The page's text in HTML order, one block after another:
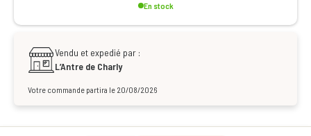
En stock
Vendu et expedié par :
L’Antre de Charly
Votre commande partira le 20/08/2026